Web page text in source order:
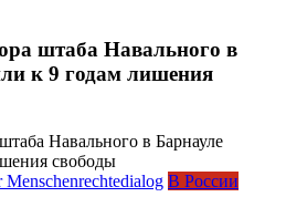
штаба Навального в
к 9 годам лишения
Menschenrechtedialog В России